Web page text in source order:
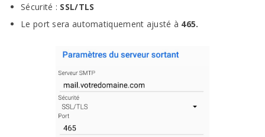
Sécurité : SSL/TLS
Le port sera automatiquement ajusté à 465.